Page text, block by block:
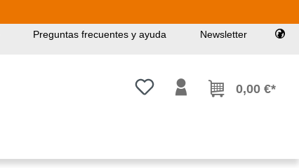
Preguntas frecuentes y ayuda Newsletter
Tienes 0 artículos en tu lista de
0,00 €*